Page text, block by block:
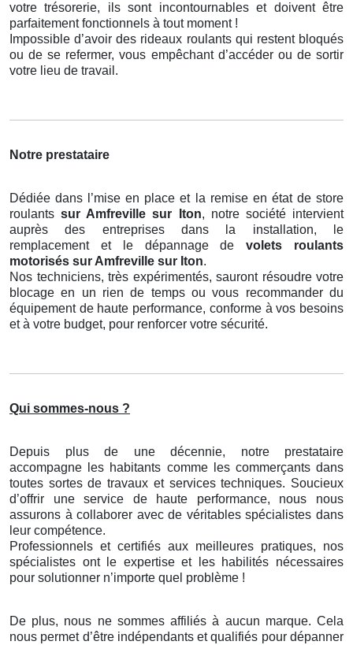
votre trésorerie, ils sont incontournables et doivent être
parfaitement fonctionnels à tout moment !
Impossible d’avoir des rideaux roulants qui restent bloqués
ou de se refermer, vous empêchant d’accéder ou de sortir
votre lieu de travail.
Notre prestataire
Dédiée dans l’mise en place et la remise en état de store
roulantssur Amfreville sur Iton, notre société intervient
auprès des entreprises dans la installation, le
remplacement et le dépannage devolets roulants
motorisés sur Amfreville sur Iton.
Nos techniciens, très expérimentés, sauront résoudre votre
blocage en un rien de temps ou vous recommander du
équipement de haute performance, conforme à vos besoins
et à votre budget, pour renforcer votre sécurité.
Qui sommes-nous ?
Depuis plus de une décennie, notre prestataire
accompagne les habitants comme les commerçants dans
toutes sortes de travaux et services techniques. Soucieux
d’offrir une service de haute performance, nous nous
assurons à collaborer avec de véritables spécialistes dans
leur compétence.
Professionnels et certifiés aux meilleures pratiques, nos
spécialistes ont le expertise et les habilités nécessaires
pour solutionner n’importe quel problème !
De plus, nous ne sommes affiliés à aucun marque. Cela
nous permet d’être indépendants et qualifiés pour dépanner